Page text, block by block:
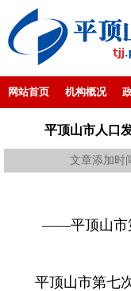
网站首页 机构概况
平顶山市人口
文章添加时
——平顶山
平顶山市第七